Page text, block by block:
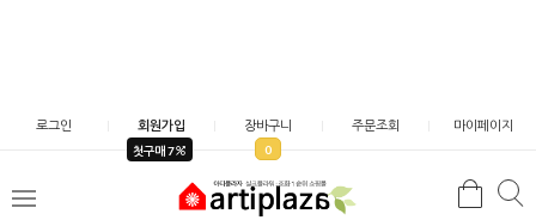
로그인 회원가입
첫구매 7
장바구니
0
주문조회 마이페이지
메
검